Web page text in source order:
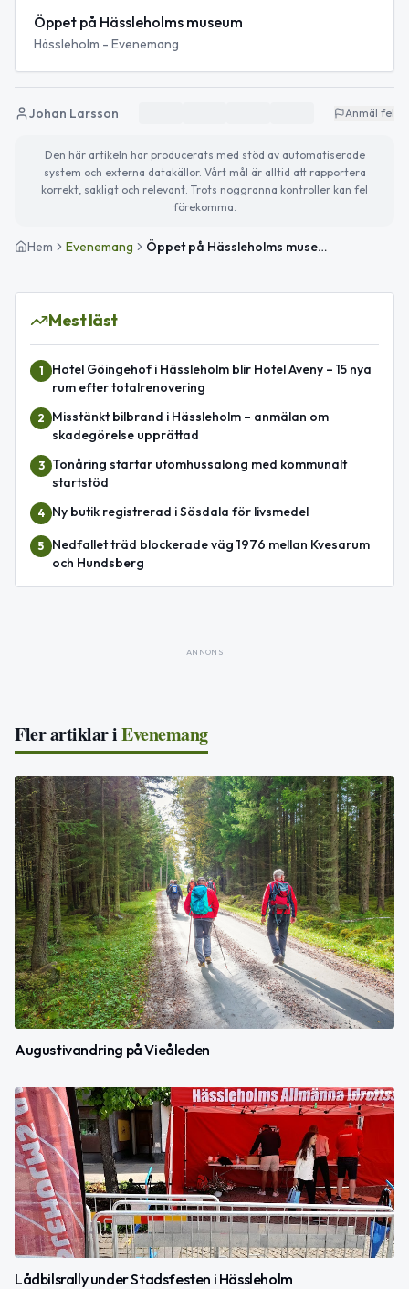
Öppet på Hässleholms museum
Hässleholm - Evenemang
Johan Larsson Anmäl fel
Den här artikeln har producerats med stöd av automatiserade
system och externa datakällor. Vårt mål är alltid att rapportera
korrekt, sakligt och relevant. Trots noggranna kontroller kan fel
förekomma.
Hem Evenemang Öppet på Hässleholms museum
Mest läst
1
Hotel Göingehof i Hässleholm blir Hotel Aveny – 15 nya
rum efter totalrenovering
2
Misstänkt bilbrand i Hässleholm – anmälan om
skadegörelse upprättad
3
Tonåring startar utomhussalong med kommunalt
startstöd
4 Ny butik registrerad i Sösdala för livsmedel
5
Nedfallet träd blockerade väg 1976 mellan Kvesarum
och Hundsberg
ANNONS
Fler artiklar iEvenemang
Augustivandring på Vieåleden
Lådbilsrally under Stadsfesten i Hässleholm